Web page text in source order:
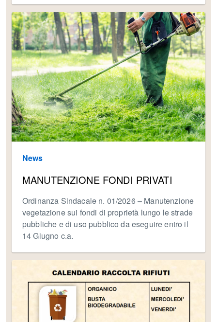
News
MANUTENZIONE FONDI PRIVATI
Ordinanza Sindacale n. 01/2026 – Manutenzione
vegetazione sui fondi di proprietà lungo le strade
pubbliche e di uso pubblico da eseguire entro il
14 Giugno c.a.